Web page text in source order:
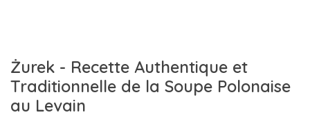
Żurek - Recette Authentique et
Traditionnelle de la Soupe Polonaise
au Levain